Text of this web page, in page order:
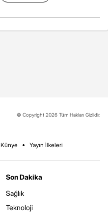
© Copyright 2026 Tüm Hakları Gizlidir.
Künye Yayın İlkeleri
Son Dakika
Sağlık
Teknoloji